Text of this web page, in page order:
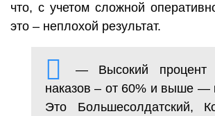
что, с учетом сложной
это – неплохой результат.
— Высокий процент
наказов – от 60% и выше —
Это Большесолдатский,